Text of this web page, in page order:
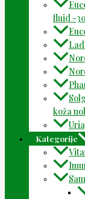
fluid -
koža
Kategorije